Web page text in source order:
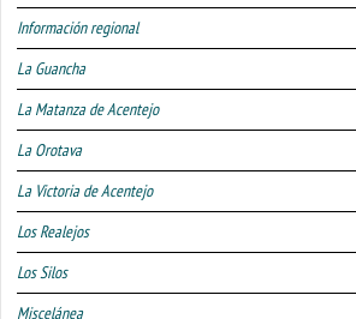
Información regional
La Guancha
La Matanza de Acentejo
La Orotava
La Victoria de Acentejo
Los Realejos
Los Silos
Miscelánea